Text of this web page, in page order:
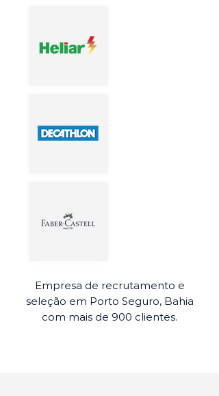
Empresa de recrutamento e
seleção em Porto Seguro, Bahia
com mais de 900 clientes.